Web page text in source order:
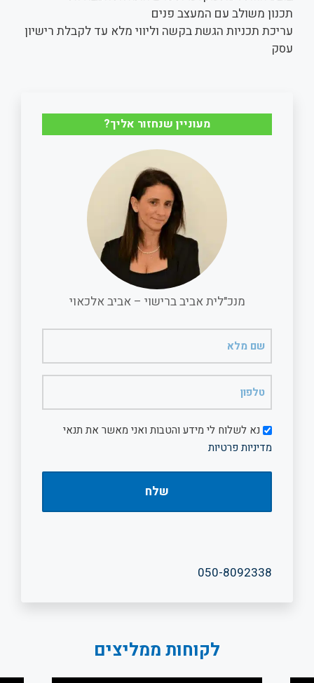
תכנון משולב עם המעצב פנים
עריכת תכניות הגשת בקשה וליווי מלא עד לקבלת רישיון
עסק
מעוניין שנחזור אליך?
מנכ"לית אביב ברישוי – אביב אלכאוי
מלא
דיוורנא לשלוח לי מידע והטבות ואני מאשר את תנאי
מדיניות פרטיות
050-8092338
לקוחות ממליצים